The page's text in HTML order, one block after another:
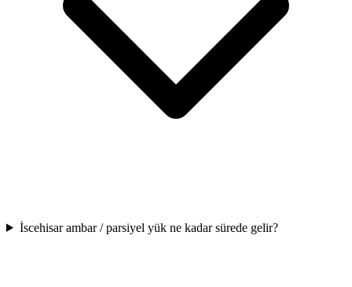
İscehisar ambar / parsiyel yük ne kadar sürede gelir?